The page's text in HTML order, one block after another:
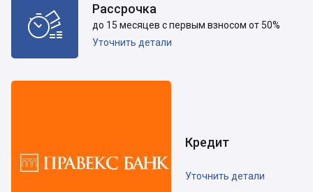

Рассрочка
до 15 месяцев с первым взносом от 50%
Уточнить детали
Кредит
Уточнить детали